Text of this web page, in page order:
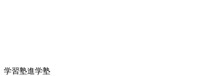
学習塾進学塾